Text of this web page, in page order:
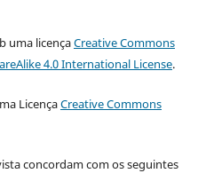
uma licençaCreative Commons
4.0 International License.
LicençaCreative Commons
concordam com os seguintes